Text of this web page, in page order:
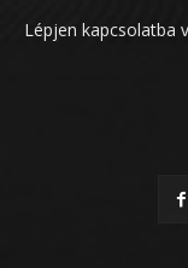
Lépjen kapcsolatba